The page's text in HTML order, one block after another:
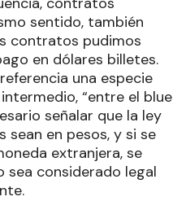
sentido, también
contratos pudimos
en dólares billetes.
una especie
“entre el blue
señalar que la ley
sean en pesos, y si se
extranjera, se
sea considerado legal